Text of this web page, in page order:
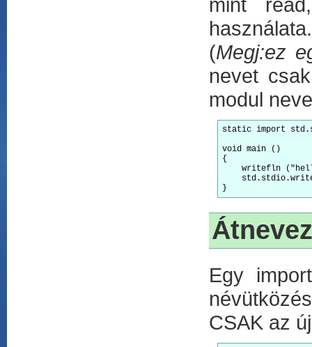
(Megj:ez
nevet
modul
static import
void main ()
{
    writefln (
Egy
CSAK az